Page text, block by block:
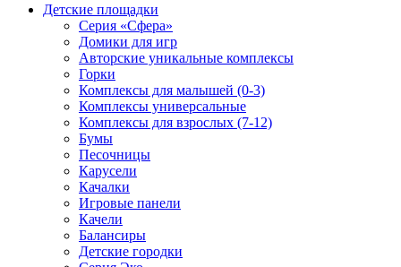
Детские площадки
Серия «Сфера»
Домики для игр
Авторские уникальные комплексы
Горки
Комплексы для малышей (0-3)
Комплексы универсальные
Комплексы для взрослых (7-12)
Бумы
Песочницы
Карусели
Качалки
Игровые панели
Качели
Балансиры
Детские городки